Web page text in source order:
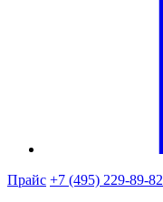
Прайс +7 (495) 229-89-82